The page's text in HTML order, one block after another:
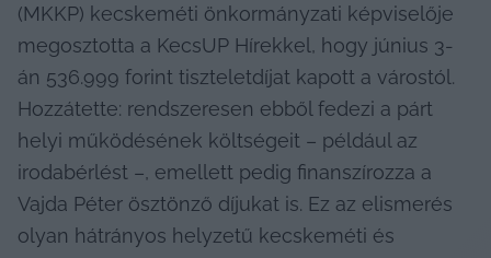
(MKKP) kecskeméti önkormányzati képviselője
megosztotta a KecsUP Hírekkel, hogy június 3-
án 536.999 forint tiszteletdíjat kapott a várostól.
Hozzátette: rendszeresen ebből fedezi a párt
helyi működésének költségeit – például az
irodabérlést –, emellett pedig finanszírozza a
Vajda Péter ösztönző díjukat is. Ez az elismerés
olyan hátrányos helyzetű kecskeméti és